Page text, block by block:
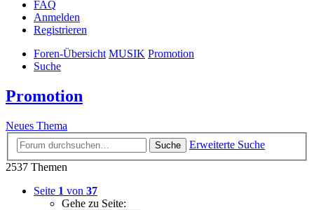
FAQ
Anmelden
Registrieren
Foren-Übersicht MUSIK Promotion
Suche
Promotion
Neues Thema
Suche
Erweiterte Suche
2537 Themen
Seite 1 von 37
Gehe zu Seite: